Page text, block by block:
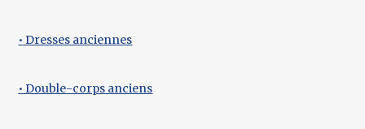
• Dresses anciennes
• Double-corps anciens